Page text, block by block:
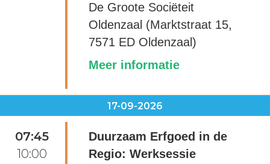
De Groote Sociëteit
Oldenzaal (Marktstraat 15,
7571 ED Oldenzaal)
Meer informatie
17-09-2026
07:45
10:00
Duurzaam Erfgoed in de
Regio: Werksessie